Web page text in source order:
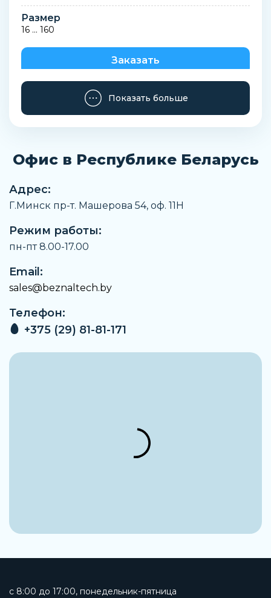
Размер
16 ... 160
Заказать
Показать больше
Офис в Республике Беларусь
Адрес:
Г.Минск пр-т. Машерова 54, оф. 11H
Режим работы:
пн-пт 8.00-17.00
Email:
sales@beznaltech.by
Телефон:
+375 (29) 81-81-171
c 8:00 до 17:00, понедельник-пятница